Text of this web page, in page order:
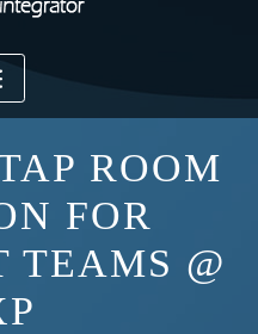
ROOM
FOR
TEAMS @